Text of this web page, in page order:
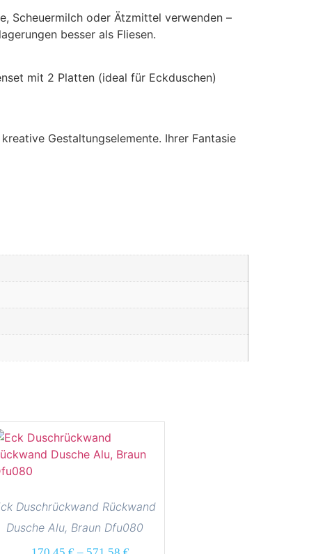
Scheuermilch oder Ätzmittel verwenden –
besser als Fliesen.
mit 2 Platten (ideal für Eckduschen)
Gestaltungselemente. Ihrer Fantasie
Duschrückwand Rückwand
Dusche Alu, Braun Dfu080